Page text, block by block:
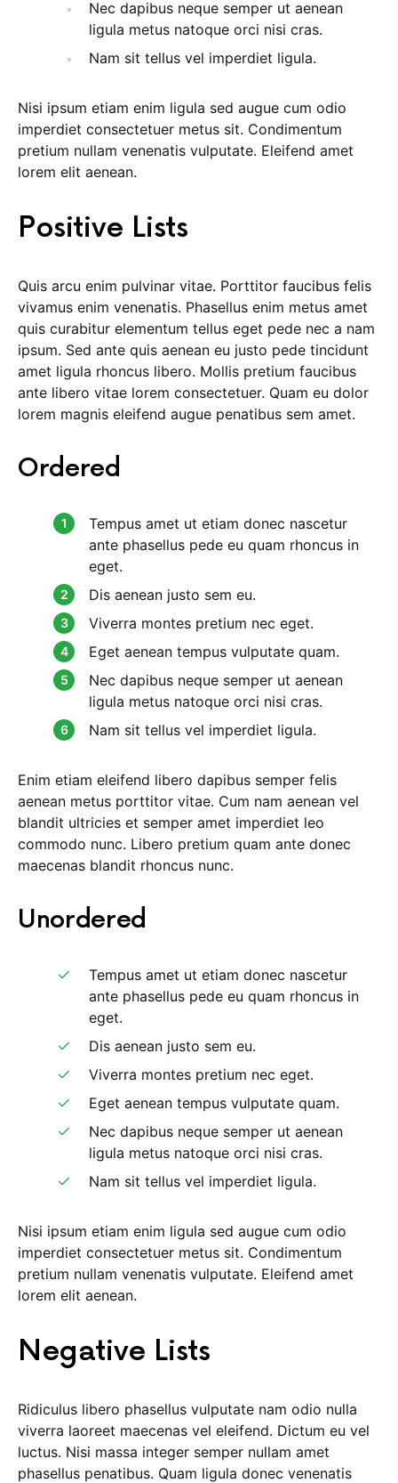
Nec dapibus neque semper ut aenean
ligula metus natoque orci nisi cras.
Nam sit tellus vel imperdiet ligula.
Nisi ipsum etiam enim ligula sed augue cum odio
imperdiet consectetuer metus sit. Condimentum
pretium nullam venenatis vulputate. Eleifend amet
lorem elit aenean.
Positive Lists
Quis arcu enim pulvinar vitae. Porttitor faucibus felis
vivamus enim venenatis. Phasellus enim metus amet
quis curabitur elementum tellus eget pede nec a nam
ipsum. Sed ante quis aenean eu justo pede tincidunt
amet ligula rhoncus libero. Mollis pretium faucibus
ante libero vitae lorem consectetuer. Quam eu dolor
lorem magnis eleifend augue penatibus sem amet.
Ordered
Tempus amet ut etiam donec nascetur
ante phasellus pede eu quam rhoncus in
eget.
Dis aenean justo sem eu.
Viverra montes pretium nec eget.
Eget aenean tempus vulputate quam.
Nec dapibus neque semper ut aenean
ligula metus natoque orci nisi cras.
Nam sit tellus vel imperdiet ligula.
Enim etiam eleifend libero dapibus semper felis
aenean metus porttitor vitae. Cum nam aenean vel
blandit ultricies et semper amet imperdiet leo
commodo nunc. Libero pretium quam ante donec
maecenas blandit rhoncus nunc.
Unordered
Tempus amet ut etiam donec nascetur
ante phasellus pede eu quam rhoncus in
eget.
Dis aenean justo sem eu.
Viverra montes pretium nec eget.
Eget aenean tempus vulputate quam.
Nec dapibus neque semper ut aenean
ligula metus natoque orci nisi cras.
Nam sit tellus vel imperdiet ligula.
Nisi ipsum etiam enim ligula sed augue cum odio
imperdiet consectetuer metus sit. Condimentum
pretium nullam venenatis vulputate. Eleifend amet
lorem elit aenean.
Negative Lists
Ridiculus libero phasellus vulputate nam odio nulla
viverra laoreet maecenas vel eleifend. Dictum eu vel
luctus. Nisi massa integer semper nullam amet
phasellus penatibus. Quam ligula donec venenatis